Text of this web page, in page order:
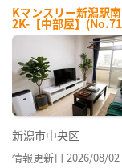
Kマンスリー新潟駅
2K-【中部屋】
新潟市中央区
情報更新日 2026/08/02